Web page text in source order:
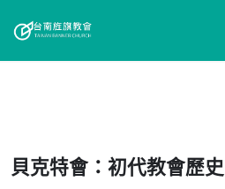
content
貝克特會：初代教會歷史